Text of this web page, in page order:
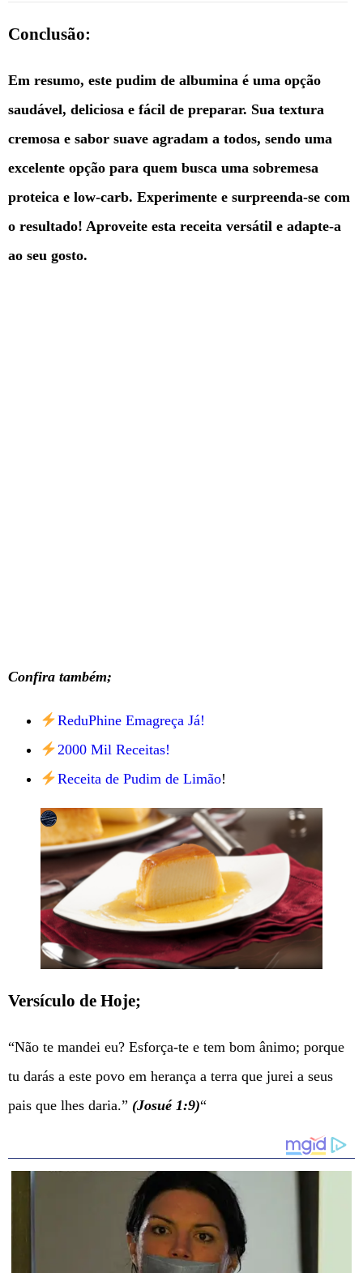
Conclusão:
Em resumo, este pudim de albumina é uma opção
saudável, deliciosa e fácil de preparar. Sua textura
cremosa e sabor suave agradam a todos, sendo uma
excelente opção para quem busca uma sobremesa
proteica e low-carb. Experimente e surpreenda-se com
o resultado! Aproveite esta receita versátil e adapte-a
ao seu gosto.
Confira também;
ReduPhine Emagreça Já!
2000 Mil Receitas!
Receita de Pudim de Limão!
Versículo de Hoje;
“Não te mandei eu? Esforça-te e tem bom ânimo; porque
tu darás a este povo em herança a terra que jurei a seus
pais que lhes daria.” (Josué 1:9)“